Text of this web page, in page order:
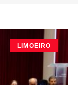
LIMOEIRO